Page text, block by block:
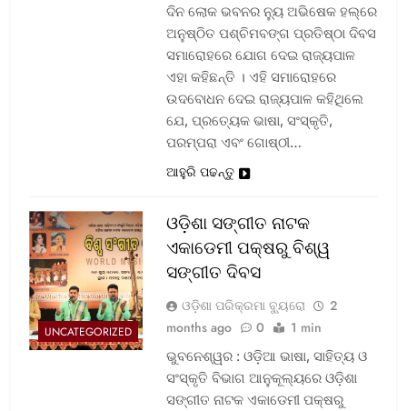
ଦିନ ଲୋକ ଭବନର ନ୍ୟୁ ଅଭିଷେକ ହଲ୍‌ରେ
ଅନୁଷ୍ଠିତ ପଶ୍ଚିମବଙ୍ଗ ପ୍ରତିଷ୍ଠା ଦିବସ
ସମାରୋହରେ ଯୋଗ ଦେଇ ରାଜ୍ୟପାଳ
ଏହା କହିଛନ୍ତି । ଏହି ସମାରୋହରେ
ଉଦବୋଧନ ଦେଇ ରାଜ୍ୟପାଳ କହିଥିଲେ
ଯେ, ପ୍ରତ୍ୟେକ ଭାଷା, ସଂସ୍କୃତି,
ପରମ୍ପରା ଏବଂ ଗୋଷ୍ଠୀ…
ଆହୁରି ପଢନ୍ତୁ
UNCATEGORIZED
ଓଡ଼ିଶା ସଙ୍ଗୀତ ନାଟକ
ଏକାଡେମୀ ପକ୍ଷରୁ ବିଶ୍ୱ
ସଙ୍ଗୀତ ଦିବସ
ଓଡ଼ିଶା ପରିକ୍ରମା ବ୍ୟୁରୋ
2
months ago
0 1 min
ଭୁବନେଶ୍ୱର : ଓଡ଼ିଆ ଭାଷା, ସାହିତ୍ୟ ଓ
ସଂସ୍କୃତି ବିଭାଗ ଆନୁକୂଲ୍ୟରେ ଓଡ଼ିଶା
ସଙ୍ଗୀତ ନାଟକ ଏକାଡେମୀ ପକ୍ଷରୁ